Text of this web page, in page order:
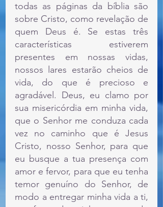
todas as páginas da bíblia são
sobre Cristo, como revelação de
quem Deus é. Se estas três
características estiverem
presentes em nossas vidas,
nossos lares estarão cheios de
vida, do que é precioso e
agradável. Deus, eu clamo por
sua misericórdia em minha vida,
que o Senhor me conduza cada
vez no caminho que é Jesus
Cristo, nosso Senhor, para que
eu busque a tua presença com
amor e fervor, para que eu tenha
temor genuíno do Senhor, de
modo a entregar minha vida a ti,